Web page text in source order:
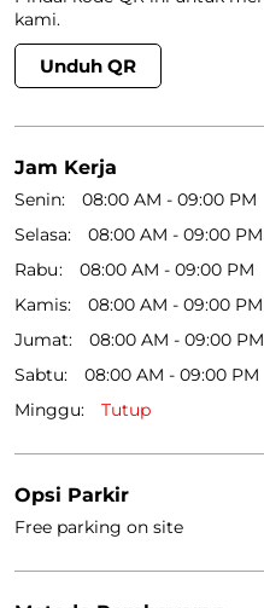
kami.
Unduh QR
Jam Kerja
Senin
08:00 AM - 09:00 PM
Selasa
08:00 AM - 09:00 PM
Rabu
08:00 AM - 09:00 PM
Kamis
08:00 AM - 09:00 PM
Jumat
08:00 AM - 09:00 PM
Sabtu
08:00 AM - 09:00 PM
Minggu
Tutup
Opsi Parkir
Free parking on site